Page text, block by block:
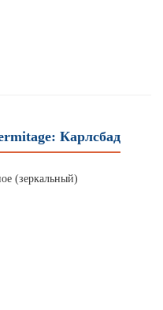
Карлсбад
(зеркальный)